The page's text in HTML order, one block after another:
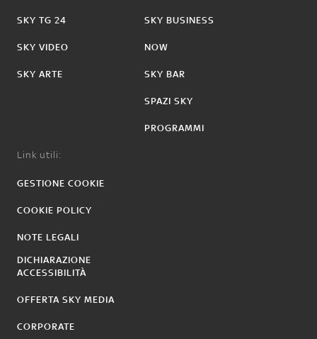
SKY TG 24
SKY VIDEO
SKY ARTE
SKY BUSINESS
NOW
SKY BAR
SPAZI SKY
PROGRAMMI
Link utili:
GESTIONE COOKIE
COOKIE POLICY
NOTE LEGALI
DICHIARAZIONE
ACCESSIBILITÀ
OFFERTA SKY MEDIA
CORPORATE